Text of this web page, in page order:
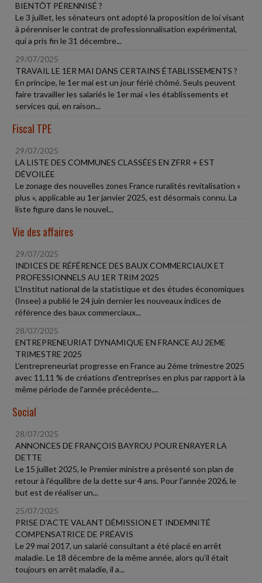
BIENTÔT PÉRENNISÉ ?
Le 3 juillet, les sénateurs ont adopté la proposition de loi visant
à pérenniser le contrat de professionnalisation expérimental,
qui a pris fin le 31 décembre...
29/07/2025
TRAVAIL LE 1ER MAI DANS CERTAINS ÉTABLISSEMENTS ?
En principe, le 1er mai est un jour férié chômé. Seuls peuvent
faire travailler les salariés le 1er mai « les établissements et
services qui, en raison...
Fiscal TPE
29/07/2025
LA LISTE DES COMMUNES CLASSÉES EN ZFRR + EST
DÉVOILÉE
Le zonage des nouvelles zones France ruralités revitalisation «
plus », applicable au 1er janvier 2025, est désormais connu. La
liste figure dans le nouvel...
Vie des affaires
29/07/2025
INDICES DE RÉFÉRENCE DES BAUX COMMERCIAUX ET
PROFESSIONNELS AU 1ER TRIM 2025
L'Institut national de la statistique et des études économiques
(Insee) a publié le 24 juin dernier les nouveaux indices de
référence des baux commerciaux...
28/07/2025
ENTREPRENEURIAT DYNAMIQUE EN FRANCE AU 2EME
TRIMESTRE 2025
L'entrepreneuriat progresse en France au 2éme trimestre 2025
avec 11,11 % de créations d'entreprises en plus par rapport à la
même période de l'année précédente....
Social
28/07/2025
ANNONCES DE FRANÇOIS BAYROU POUR ENRAYER LA
DETTE
Le 15 juillet 2025, le Premier ministre a présenté son plan de
retour à l'équilibre de la dette sur 4 ans. Pour l'année 2026, le
but est de réaliser un...
25/07/2025
PRISE D'ACTE VALANT DÉMISSION ET INDEMNITÉ
COMPENSATRICE DE PRÉAVIS
Le 29 mai 2017, un salarié consultant a été placé en arrêt
maladie. Le 18 décembre de la même année, alors qu'il était
toujours en arrêt maladie, il a...